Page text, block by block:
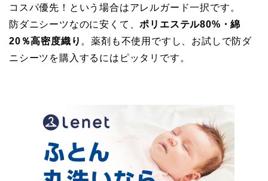
コスパ優先！という場合はアレルガード一択です。
防ダニシーツなのに安くて、ポリエステル80%・綿
20％高密度織り 。薬剤も不使用ですし、お試しで防ダ
ニシーツを購入するにはピッタリです。